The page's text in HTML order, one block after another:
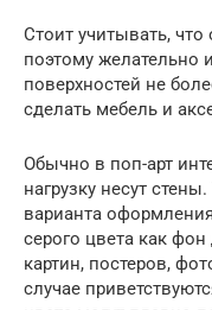
Стоит учитывать,
поэтому желательно
поверхностей не
сделать мебель и
Обычно в поп-арт
нагрузку несут
варианта
серого цвета как
картин, постеров,
случае